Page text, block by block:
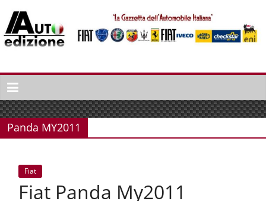
naar
inhoud
Auto
Edizione
La
Gazetta
dell'Automobile
Italiaans
autonieuws
Panda MY2011
Fiat
Fiat Panda My2011